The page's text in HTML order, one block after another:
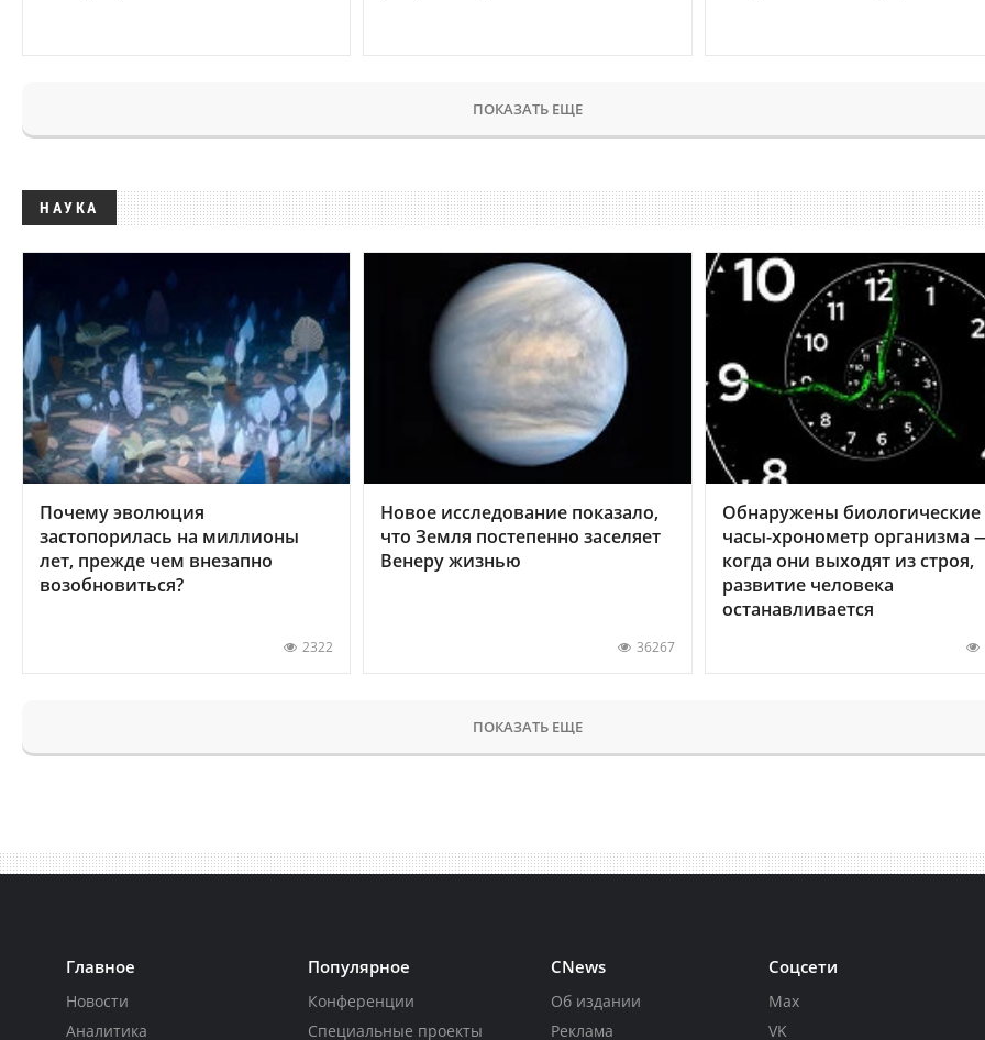
ПОКАЗАТЬ ЕЩЕ
НАУКА
Почему эволюция
застопорилась на миллионы
лет, прежде чем внезапно
возобновиться?
2322
Новое исследование показало,
что Земля постепенно заселяет
Венеру жизнью
36267
Обнаружены биологические
часы-хронометр организма
когда они выходят из строя,
развитие человека
останавливается
ПОКАЗАТЬ ЕЩЕ
Главное
Новости
Аналитика
Популярное
Конференции
Специальные проекты
CNews
Об издании
Реклама
Соцсети
Max
VK